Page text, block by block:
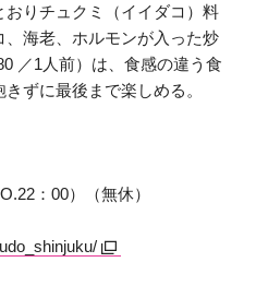
りチュクミ（イイダコ）料
海老、ホルモンが入った炒
／1人前）は、食感の違う食
ずに最後まで楽しめる。
：00）（無休）